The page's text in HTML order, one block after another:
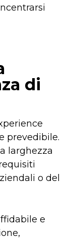
di
prevedibile.
larghezza
o del
e